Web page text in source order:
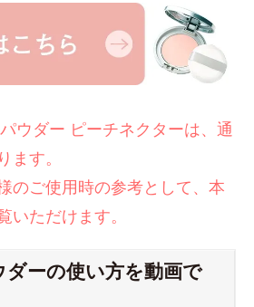
ウダー ピーチネクターは、通
ます。
のご使用時の参考として、本
いただけます。
ダーの使い方を動画で